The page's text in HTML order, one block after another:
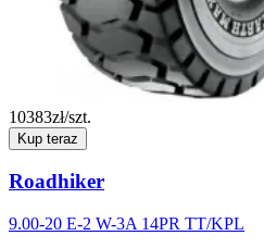
10383zł/szt.
Kup teraz
Roadhiker
9.00-20 E-2 W-3A 14PR TT/KPL